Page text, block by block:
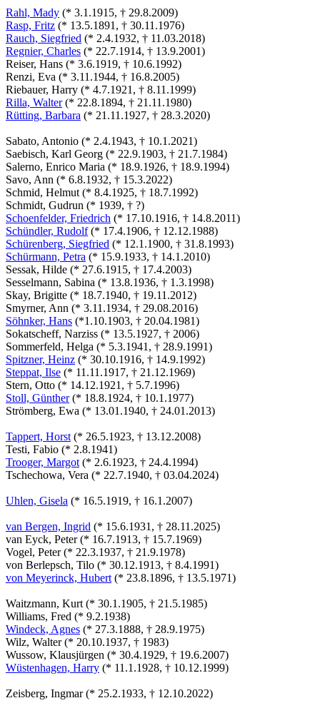
Rahl, Mady (* 3.1.1915, † 29.8.2009)
Rasp, Fritz (* 13.5.1891, † 30.11.1976)
Rauch, Siegfried (* 2.4.1932, † 11.03.2018)
Regnier, Charles (* 22.7.1914, † 13.9.2001)
Reiser, Hans (* 3.6.1919, † 10.6.1992)
Renzi, Eva (* 3.11.1944, † 16.8.2005)
Riebauer, Harry (* 4.7.1921, † 8.11.1999)
Rilla, Walter(* 22.8.1894, † 21.11.1980)
Rütting, Barbara (* 21.11.1927, † 28.3.2020)
Sabato, Antonio (* 2.4.1943, † 10.1.2021)
Saebisch, Karl Georg (* 22.9.1903, † 21.7.1984)
Salerno, Enrico Maria (* 18.9.1926, † 18.9.1994)
Savo, Ann (* 6.8.1932, † 15.3.2022)
Schmid, Helmut (* 8.4.1925, † 18.7.1992)
Schmidt, Gudrun (* 1939, † ?)
Schoenfelder, Friedrich (* 17.10.1916, † 14.8.2011)
Schündler, Rudolf(* 17.4.1906, † 12.12.1988)
Schürenberg, Siegfried (* 12.1.1900, † 31.8.1993)
Schürmann, Petra (* 15.9.1933, † 14.1.2010)
Sessak, Hilde (* 27.6.1915, † 17.4.2003)
Sesselmann, Sabina (* 13.8.1936, † 1.3.1998)
Skay, Brigitte (* 18.7.1940, † 19.11.2012)
Smyrner, Ann (* 3.11.1934, † 29.08.2016)
Söhnker, Hans (*1.10.1903, † 20.04.1981)
Sokatscheff, Narziss (* 13.5.1927, † 2006)
Sommerfeld, Helga (* 5.3.1941, † 28.9.1991)
Spitzner, Heinz (* 30.10.1916, † 14.9.1992)
Steppat, Ilse (* 11.11.1917, † 21.12.1969)
Stern, Otto (* 14.12.1921, † 5.7.1996)
Stoll, Günther(* 18.8.1924, † 10.1.1977)
Strömberg, Ewa (* 13.01.1940, † 24.01.2013)
Tappert, Horst (* 26.5.1923, † 13.12.2008)
Testi, Fabio (* 2.8.1941)
Trooger, Margot (* 2.6.1923, † 24.4.1994)
Tschechowa, Vera (* 22.7.1940, † 03.04.2024)
Uhlen, Gisela (* 16.5.1919, † 16.1.2007)
van Bergen, Ingrid (* 15.6.1931, † 28.11.2025)
van Eyck, Peter (* 16.7.1913, † 15.7.1969)
Vogel, Peter (* 22.3.1937, † 21.9.1978)
von Berlepsch, Tilo (* 30.12.1913, † 8.4.1991)
von Meyerinck, Hubert (* 23.8.1896, † 13.5.1971)
Waitzmann, Kurt (* 30.1.1905, † 21.5.1985)
Williams, Fred (* 9.2.1938)
Windeck, Agnes (* 27.3.1888, † 28.9.1975)
Wilz, Walter (* 20.10.1937, † 1983)
Wussow, Klausjürgen (* 30.4.1929, † 19.6.2007)
Wüstenhagen, Harry (* 11.1.1928, † 10.12.1999)
Zeisberg, Ingmar (* 25.2.1933, † 12.10.2022)